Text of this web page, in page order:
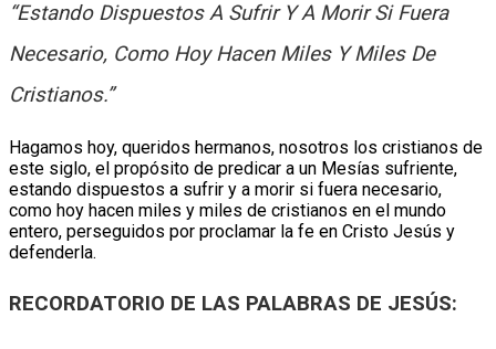
“Estando Dispuestos A Sufrir Y A Morir Si Fuera
Necesario, Como Hoy Hacen Miles Y Miles De
Cristianos.”
Hagamos hoy, queridos hermanos, nosotros los cristianos de
este siglo, el propósito de predicar a un Mesías sufriente,
estando dispuestos a sufrir y a morir si fuera necesario,
como hoy hacen miles y miles de cristianos en el mundo
entero, perseguidos por proclamar la fe en Cristo Jesús y
defenderla.
RECORDATORIO DE LAS PALABRAS DE JESÚS: